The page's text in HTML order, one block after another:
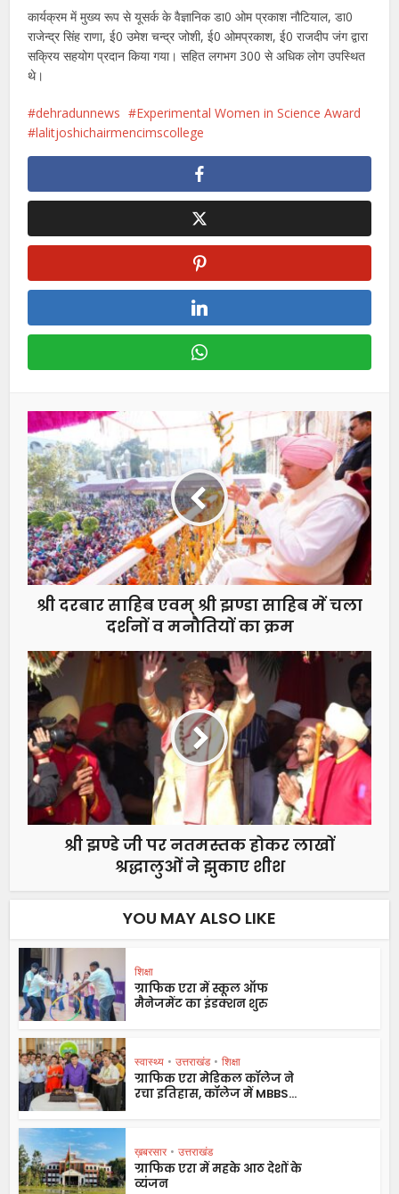
कार्यक्रम में मुख्य रूप से यूसर्क के वैज्ञानिक डा0 ओम प्रकाश नौटियाल, डा0
राजेन्द्र सिंह राणा, ई0 उमेश चन्द्र जोशी, ई0 ओमप्रकाश, ई0 राजदीप जंग द्वारा
सक्रिय सहयोग प्रदान किया गया। सहित लगभग 300 से अधिक लोग उपस्थित
थे।
dehradunnews
Experimental Women in Science Award
lalitjoshichairmencimscollege
श्री दरबार साहिब एवम् श्री झण्डा साहिब में चला
दर्शनों व मनौतियों का क्रम
श्री झण्डे जी पर नतमस्तक होकर लाखों
श्रद्धालुओं ने झुकाए शीश
YOU MAY ALSO LIKE
शिक्षा
ग्राफिक एरा में स्कूल ऑफ
मैनेजमेंट का इंडक्शन शुरु
स्वास्थ्य • उत्तराखंड • शिक्षा
ग्राफिक एरा मेडिकल कॉलेज ने
रचा इतिहास, कॉलेज में MBBS...
ख़बरसार • उत्तराखंड
ग्राफिक एरा में महके आठ देशों के
व्यंजन